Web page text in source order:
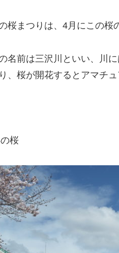
桜まつりは、4月にこの桜
名前は三沢川といい、川
、桜が開花するとアマチ
桜